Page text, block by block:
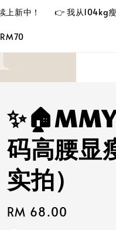
上新中！ 👉 我从104kg
码高腰显
实拍）
Regular
RM 68.00